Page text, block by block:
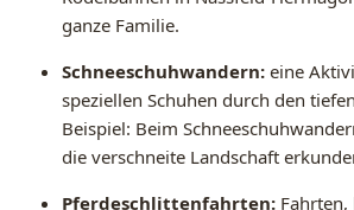
ganze Familie.
Schneeschuhwandern: eine
speziellen Schuhen durch den
Beispiel: Beim
die verschneite Landschaft
Pferdeschlittenfahrten: